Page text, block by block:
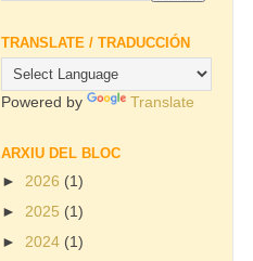
TRANSLATE / TRADUCCIÓN
Powered by Translate
ARXIU DEL BLOC
► 2026 (1)
► 2025 (1)
► 2024 (1)